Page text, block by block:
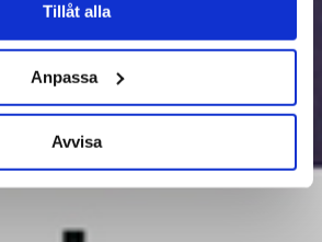
Tillåt alla
Anpassa
Avvisa